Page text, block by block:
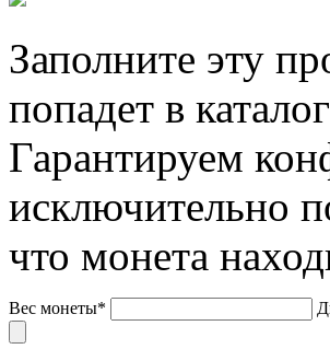
Заполните эту
попадет в
Гарантируем
исключительно
что монета
Вес монеты*